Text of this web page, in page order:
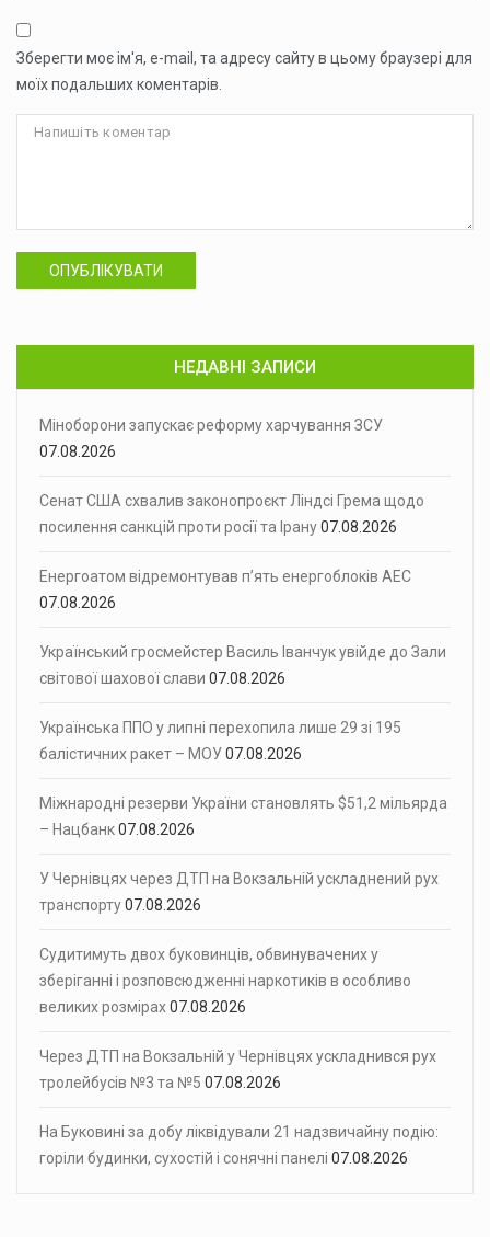
Зберегти моє ім'я, e-mail, та адресу сайту в цьому браузері для
моїх подальших коментарів.
ОПУБЛІКУВАТИ
НЕДАВНІ ЗАПИСИ
Міноборони запускає реформу харчування ЗСУ
07.08.2026
Сенат США схвалив законопроєкт Ліндсі Грема щодо
посилення санкцій проти росії та Ірану07.08.2026
Енергоатом відремонтував п’ять енергоблоків АЕС
07.08.2026
Український гросмейстер Василь Іванчук увійде до Зали
світової шахової слави 07.08.2026
Українська ППО у липні перехопила лише 29 зі 195
балістичних ракет – МОУ07.08.2026
Міжнародні резерви України становлять $51,2 мільярда
– Нацбанк07.08.2026
У Чернівцях через ДТП на Вокзальній ускладнений рух
транспорту07.08.2026
Судитимуть двох буковинців, обвинувачених у
зберіганні і розповсюдженні наркотиків в особливо
великих розмірах07.08.2026
Через ДТП на Вокзальній у Чернівцях ускладнився рух
тролейбусів №3 та №5 07.08.2026
На Буковині за добу ліквідували 21 надзвичайну подію:
горіли будинки, сухостій і сонячні панелі 07.08.2026